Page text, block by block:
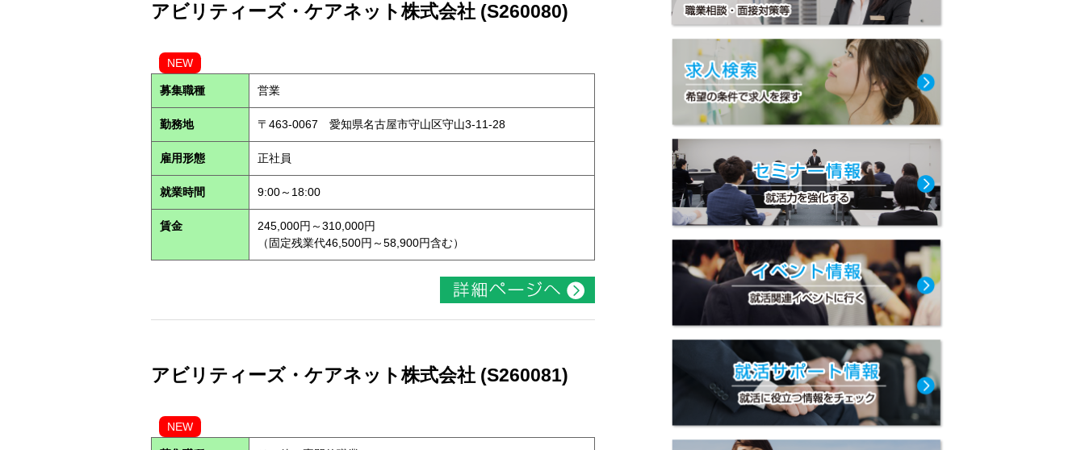
アビリティーズ・ケアネット株式会社 (S260080)
NEW
募集職種 営業
勤務地 〒463-0067 愛知県名古屋市守山区守山3-11-28
雇用形態 正社員
就業時間 9:00～18:00
賃金
245,000円～310,000円
（固定残業代46,500円～58,900円含む）
アビリティーズ・ケアネット株式会社 (S260081)
NEW